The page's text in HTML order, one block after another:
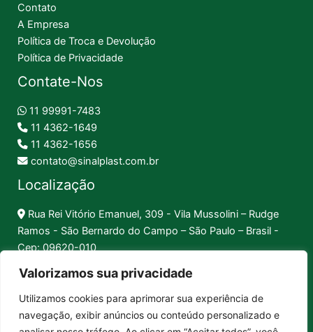
Valorizamos sua privacidade
Utilizamos cookies para aprimorar sua experiência de
navegação, exibir anúncios ou conteúdo personalizado e
Contato
A Empresa
Política de Troca e Devolução
Política de Privacidade
Contate-Nos
11 99991-7483
11 4362-1649
11 4362-1656
contato@sinalplast.com.br
Localização
Rua Rei Vitório Emanuel, 309 - Vila Mussolini – Rudge
Ramos - São Bernardo do Campo – São Paulo – Brasil -
Cep: 09620-010
Pix │ Boleto │ Cartão